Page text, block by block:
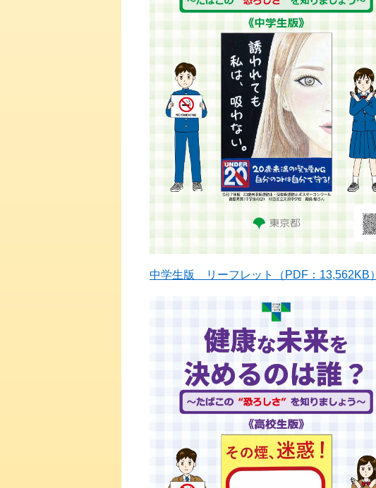
中学生版 リーフレット（PDF：13,562KB）